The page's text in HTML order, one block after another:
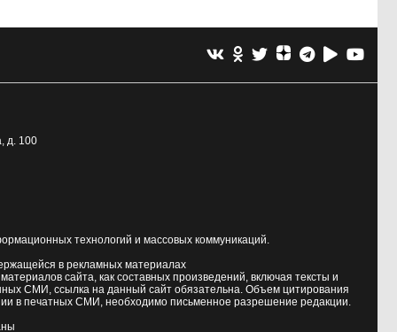
д. 100
технологий и массовых коммуникаций.
в рекламных материалах
сайта, как составных произведений, включая тексты и
СМИ, ссылка на данный сайт обязательна. Объем цитирования
в печатных СМИ, необходимо письменное разрешение редакции.